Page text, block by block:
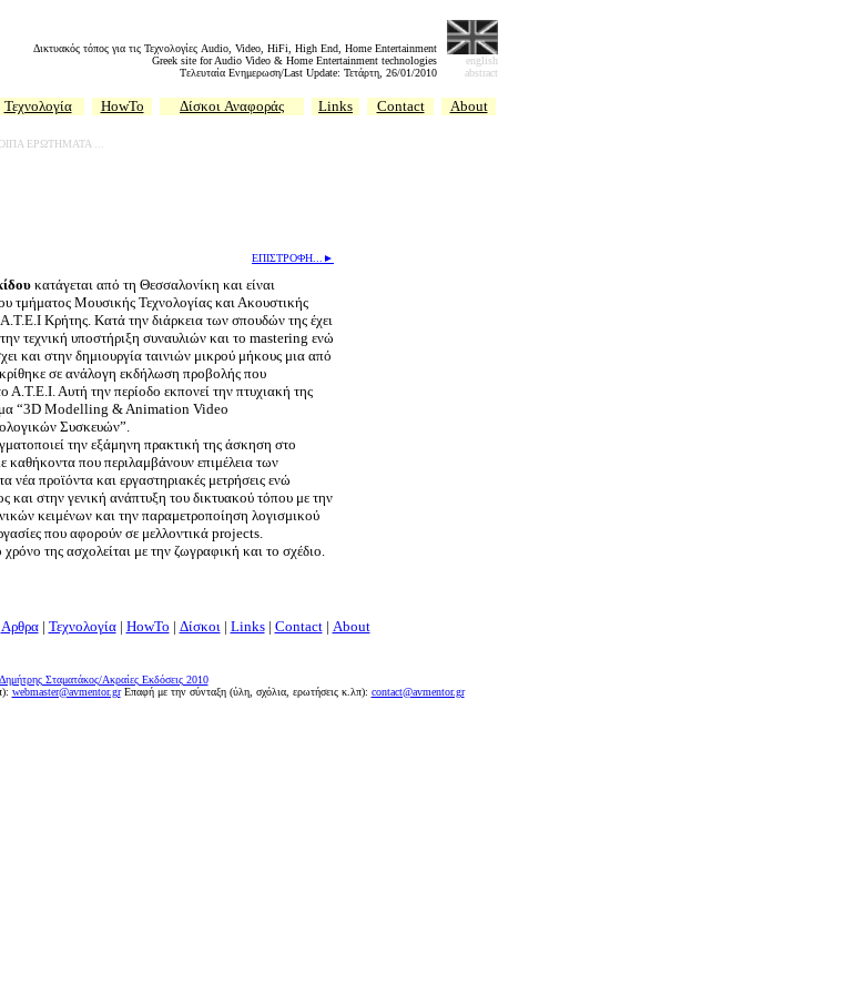
Δικτυακός τόπος για τις Τεχνολογίες Audio, Video, HiFi, High End, Home Entertainment
Greek site for Audio Video & Home Entertainment technologies
Tελευταία Ενημερωση/Last Update: Τετάρτη, 26/01/2010
english
abstract
Τεχνολογία HowTo Δίσκοι Αναφοράς Links Contact About
ΕΡΩΤΗΜΑΤΑ
ΕΠΙΣΤΡΟΦΗ ...►
κατάγεται από τη Θεσσαλονίκη και είναι
τμήματος Μουσικής Τεχνολογίας και Ακουστικής
Κρήτης. Κατά την διάρκεια των σπουδών της έχει
τεχνική υποστήριξη συναυλιών και το mastering ενώ
και στην δημιουργία ταινιών μικρού μήκους μια από
σε ανάλογη εκδήλωση προβολής που
Α.Τ.Ε.Ι. Αυτή την περίοδο εκπονεί την πτυχιακή της
“3D Modelling & Animation Video
Συσκευών”.
την εξάμηνη πρακτική της άσκηση στο
καθήκοντα που περιλαμβάνουν επιμέλεια των
νέα προϊόντα και εργαστηριακές μετρήσεις ενώ
και στην γενική ανάπτυξη του δικτυακού τόπου με την
κειμένων και την παραμετροποίηση λογισμικού
που αφορούν σε μελλοντικά projects.
χρόνο της ασχολείται με την ζωγραφική και το σχέδιο.
Αρθρα| Τεχνολογία| HowTo | Δίσκοι| Links | Contact| Αbout
Σταματάκος/Ακραίες Εκδόσεις 2010
webmaster@avmentor.grEπαφή με την σύνταξη (ύλη, σχόλια, ερωτήσεις κ.λπ): contact@avmentor.gr